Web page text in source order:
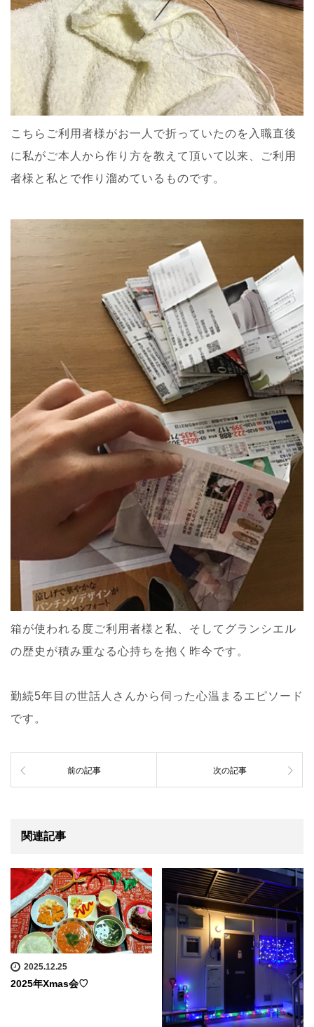
こちらご利用者様がお一人で折っていたのを入職直後
に私がご本人から作り方を教えて頂いて以来、ご利用
者様と私とで作り溜めているものです。
箱が使われる度ご利用者様と私、そしてグランシエル
の歴史が積み重なる心持ちを抱く昨今です。
勤続5年目の世話人さんから伺った心温まるエピソード
です。
前の記事 次の記事
関連記事
2025.12.25
2025年Xmas会♡